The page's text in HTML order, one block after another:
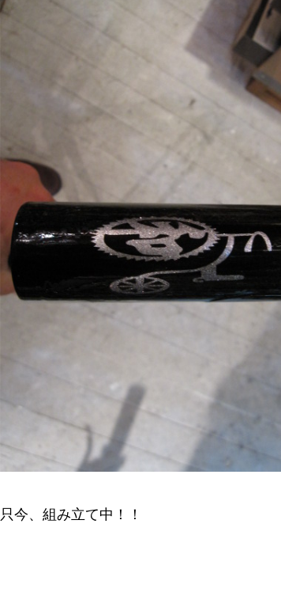
只今、組み立て中！！